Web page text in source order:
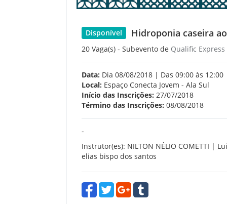
Disponível Hidroponia caseira
20 Vaga(s) - Subevento de Qualific Express
Data: Dia 08/08/2018 | Das 09:00 às 12:00
Local: Espaço Conecta Jovem - Ala Sul
Início das Inscrições: 27/07/2018
Término das Inscrições: 08/08/2018
-
Instrutor(es): NILTON NÉLIO COMETTI |
elias bispo dos santos